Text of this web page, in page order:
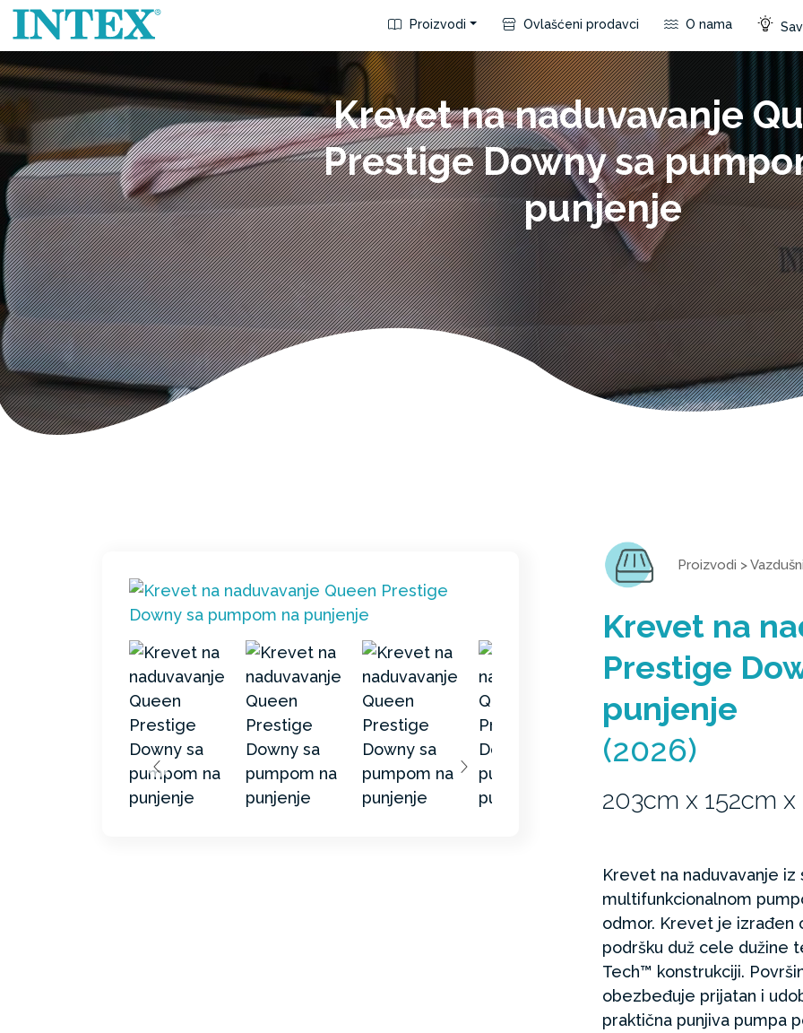
Proizvodi Ovlašćeni prodavci O nama
Krevet na naduvavanje
Prestige Downy sa
punjenje
Proizvodi >
Krevet na
Prestige
punjenje
(2026)
203cm x 152cm
Krevet na naduvavanje
multifunkcionalnom
odmor. Krevet je izrađen
podršku duž cele dužine
Tech™ konstrukciji.
obezbeđuje prijatan i
praktična punjiva pumpa